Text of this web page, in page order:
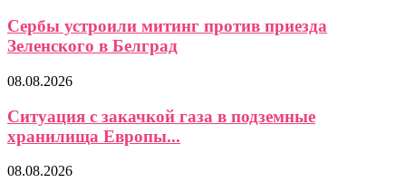
Сербы устроили митинг против приезда
Зеленского в Белград
08.08.2026
Ситуация с закачкой газа в подземные
хранилища Европы...
08.08.2026